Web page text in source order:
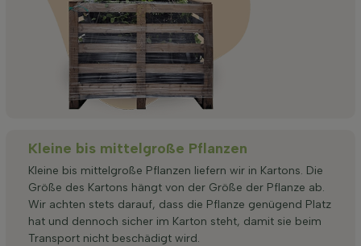
Kleine bis mittelgroße Pflanzen
Kleine bis mittelgroße Pflanzen liefern wir in Kartons. Die
Größe des Kartons hängt von der Größe der Pflanze ab.
Wir achten stets darauf, dass die Pflanze genügend Platz
hat und dennoch sicher im Karton steht, damit sie beim
Transport nicht beschädigt wird.